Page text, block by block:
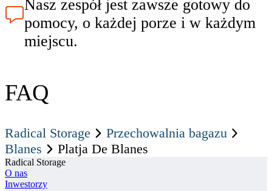
Nasz zespół jest zawsze gotowy do
pomocy, o każdej porze i w każdym
miejscu.
FAQ
Radical Storage
Przechowalnia bagazu
Blanes
Platja De Blanes
Radical Storage
O nas
Inwestorzy